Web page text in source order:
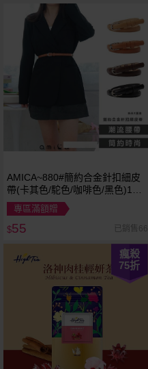
AMICA~880#簡約合金針扣細皮
帶(卡其色/駝色/咖啡色/黑色)1入
款式可選
專區滿額贈
$55 已銷售66
瘋殺
75折